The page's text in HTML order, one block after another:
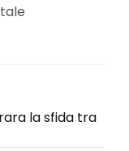
la sfida tra